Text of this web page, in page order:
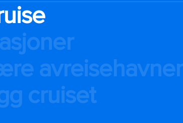
avreisehavner
cruiset